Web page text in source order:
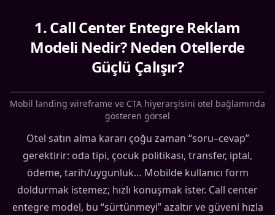
1.Call Center Entegre Reklam
Modeli Nedir? Neden Otellerde
Güçlü Çalışır?
Mobil landing wireframe ve CTA hiyerarşisini otel bağlamında
gösteren görsel
Otel satın alma kararı çoğu zaman “soru–cevap”
gerektirir: oda tipi, çocuk politikası, transfer, iptal,
ödeme, tarih/uygunluk… Mobilde kullanıcı form
doldurmak istemez; hızlı konuşmak ister. Call center
entegre model, bu “sürtünmeyi” azaltır ve güveni hızla